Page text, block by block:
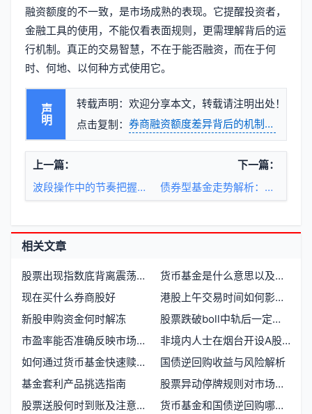
融资额度的不一致，是市场成熟的表现。它提醒投资者，
金融工具的使用，不能仅看表面规则，更需理解背后的运
行机制。真正的交易智慧，不在于能否融资，而在于何
时、何地、以何种方式使用它。
声明
转载声明：欢迎分享本文，转载请注明出处！
点击复制： 券商融资额度差异背后的机制与市场逻
上一篇：
波段操作中的节奏把握与情绪管理
下一篇：
债券型基金走势解析：K线图中的节奏与信号
相关文章
股票出现指数底背离震荡时如何判断市场趋势反转信号
货币基金是什么意思以及如何买卖更划算
现在买什么券商股好
港股上午交易时间如何影响期货市场策略制定
新股申购资金何时解冻
股票跌破boll中轨后一定会继续下跌吗
市盈率能否准确反映市场风险
非境内人士在烟台开设A股账户的条件与流程
如何通过货币基金快速赎回提升股票与期货交易的资金效率
国债逆回购收益与风险解析
基金套利产品挑选指南
股票异动停牌规则对市场投资策略有什么影响
股票送股何时到账及注意事项
货币基金和国债逆回购哪个更适合股票期货投资者